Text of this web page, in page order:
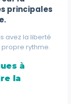
principales
avez la liberté
rythme.
à
la